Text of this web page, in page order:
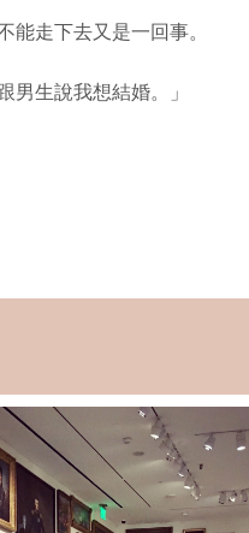
能走下去又是一回事。
男生說我想結婚。」